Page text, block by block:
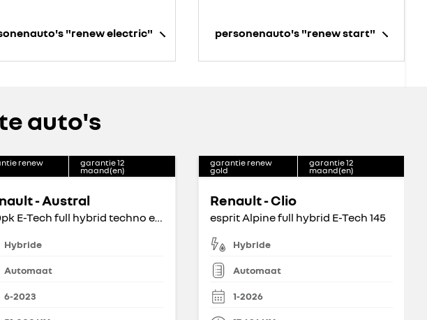
"renew electric" personenauto's "renew start"
auto's
renew garantie12
maand(en)
- Austral
200pk E-Tech full hybrid techno esprit Alpine
Hybride
Automaat
6-2023
garantie renew
gold
garantie12
maand(en)
Renault - Clio
esprit Alpine full hybrid E-Tech 145
Hybride
Automaat
1-2026